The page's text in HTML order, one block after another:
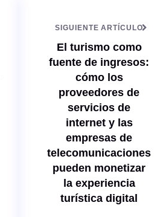
SIGUIENTE ARTÍCULO
El turismo como
fuente de ingresos:
cómo los
proveedores de
servicios de
internet y las
empresas de
telecomunicaciones
pueden monetizar
la experiencia
turística digital